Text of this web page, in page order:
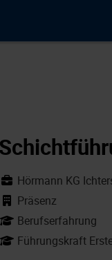
Hörmann KG
Präsenz
Berufserfahrung
Führungskraft